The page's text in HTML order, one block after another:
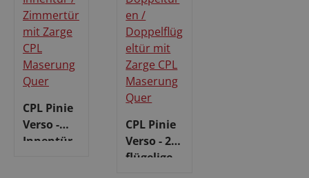
CPL Pinie
Verso -
Innentür
CPL Pinie
Verso - 2-
flügelige